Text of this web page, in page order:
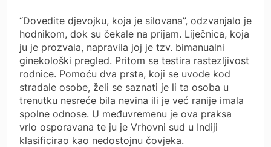
“Dovedite djevojku, koja je silovana”, odzvanjalo je
hodnikom, dok su čekale na prijam. Liječnica, koja
ju je prozvala, napravila joj je tzv. bimanualni
ginekološki pregled. Pritom se testira rastezljivost
rodnice. Pomoću dva prsta, koji se uvode kod
stradale osobe, želi se saznati je li ta osoba u
trenutku nesreće bila nevina ili je već ranije imala
spolne odnose. U međuvremenu je ova praksa
vrlo osporavana te ju je Vrhovni sud u Indiji
klasificirao kao nedostojnu čovjeka.